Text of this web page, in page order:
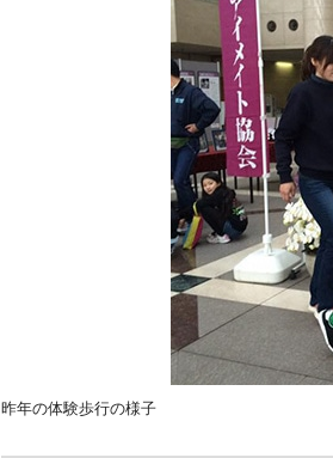
昨年の体験歩行の様子